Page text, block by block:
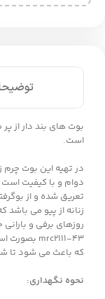
بوت های بند دار از
است.
در تهیه این بوت چرم
دوام و با کیفیت
تعریق شده و از
زنانه از پیو می
روزهای برفی و
که باعث می شود تا
نحوه نگهداری: